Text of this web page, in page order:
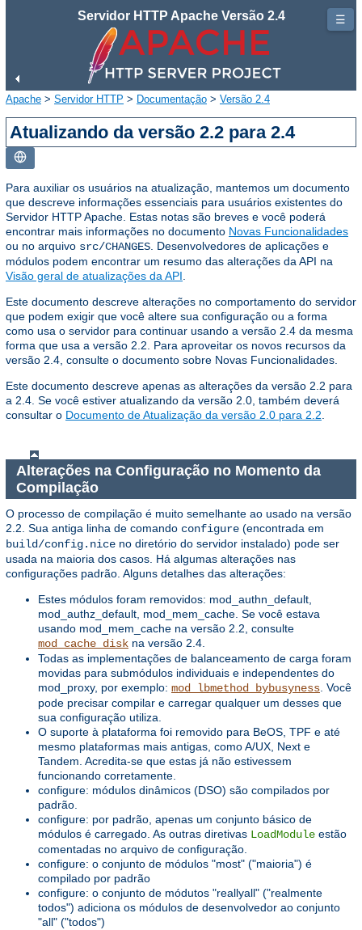
Servidor HTTP Apache Versão 2.4
Apache > Servidor HTTP > Documentação > Versão 2.4
Atualizando da versão 2.2 para 2.4
Para auxiliar os usuários na atualização, mantemos um documento
que descreve informações essenciais para usuários existentes do
Servidor HTTP Apache. Estas notas são breves e você poderá
encontrar mais informações no documento Novas Funcionalidades
ou no arquivo src/CHANGES . Desenvolvedores de aplicações e
módulos podem encontrar um resumo das alterações da API na
Visão geral de atualizações da API
Este documento descreve alterações no comportamento do servidor
que podem exigir que você altere sua configuração ou a forma
como usa o servidor para continuar usando a versão 2.4 da mesma
forma que usa a versão 2.2. Para aproveitar os novos recursos da
versão 2.4, consulte o documento sobre Novas Funcionalidades.
Este documento descreve apenas as alterações da versão 2.2 para
a 2.4. Se você estiver atualizando da versão 2.0, também deverá
consultar o Documento de Atualização da versão 2.0 para 2.2
Alterações na Configuração no Momento da
Compilação
O processo de compilação é muito semelhante ao usado na versão
2.2. Sua antiga linha de comando configure (encontrada em
build/config.nice no diretório do servidor instalado) pode ser
usada na maioria dos casos. Há algumas alterações nas
configurações padrão. Alguns detalhes das alterações:
Estes módulos foram removidos: mod_authn_default,
mod_authz_default, mod_mem_cache. Se você estava
usando mod_mem_cache na versão 2.2, consulte
mod_cache_disk na versão 2.4.
Todas as implementações de balanceamento de carga foram
movidas para submódulos individuais e independentes do
mod_proxy, por exemplo: mod_lbmethod_bybusyness . Você
pode precisar compilar e carregar qualquer um desses que
sua configuração utiliza.
O suporte à plataforma foi removido para BeOS, TPF e até
mesmo plataformas mais antigas, como A/UX, Next e
Tandem. Acredita-se que estas já não estivessem
funcionando corretamente.
configure: módulos dinâmicos (DSO) são compilados por
padrão.
configure: por padrão, apenas um conjunto básico de
módulos é carregado. As outras diretivas LoadModule estão
comentadas no arquivo de configuração.
configure: o conjunto de módulos "most" ("maioria") é
compilado por padrão
configure: o conjunto de módutos "reallyall" ("realmente
todos") adiciona os módulos de desenvolvedor ao conjunto
"all" ("todos")
☰